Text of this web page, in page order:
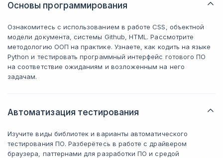
Основы программирования
Ознакомитесь с использованием в работе CSS, объектной
модели документа, системы Github, HTML. Рассмотрите
методологию ООП на практике. Узнаете, как кодить на языке
Python и тестировать программный интерфейс готового ПО
на соответствие ожиданиям и возложенным на него
задачам.
Автоматизация тестирования
Изучите виды библиотек и варианты автоматического
тестирования ПО. Разберётесь в работе с драйвером
браузера, паттернами для разработки ПО и средой